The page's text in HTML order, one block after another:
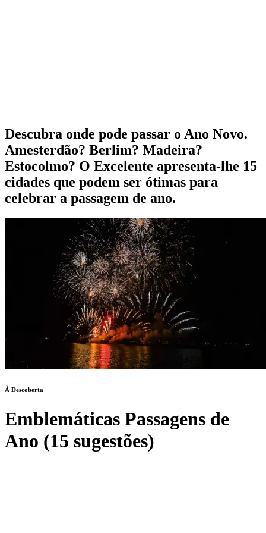
Descubra onde pode passar o Ano Novo.
Amesterdão? Berlim? Madeira?
Estocolmo? O Excelente apresenta-lhe 15
cidades que podem ser ótimas para
celebrar a passagem de ano.
À Descoberta
Emblemáticas Passagens de
Ano (15 sugestões)